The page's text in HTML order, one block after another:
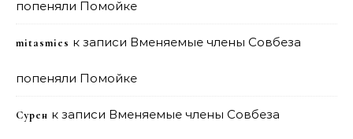
попеняли Помойке
mitasmies к записи Вменяемые члены Совбеза
попеняли Помойке
Сурен к записи Вменяемые члены Совбеза